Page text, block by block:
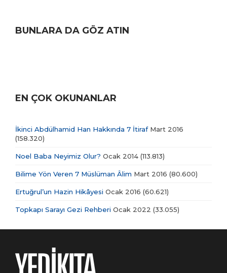
BUNLARA DA GÖZ ATIN
EN ÇOK OKUNANLAR
İkinci Abdülhamid Han Hakkında 7 İtirafMart 2016
(158.320)
Noel Baba Neyimiz Olur? Ocak 2014 (113.813)
Bilime Yön Veren 7 Müslüman Âlim Mart 2016 (80.600)
Ertuğrul’un Hazin Hikâyesi Ocak 2016 (60.621)
Topkapı Sarayı Gezi Rehberi Ocak 2022 (33.055)